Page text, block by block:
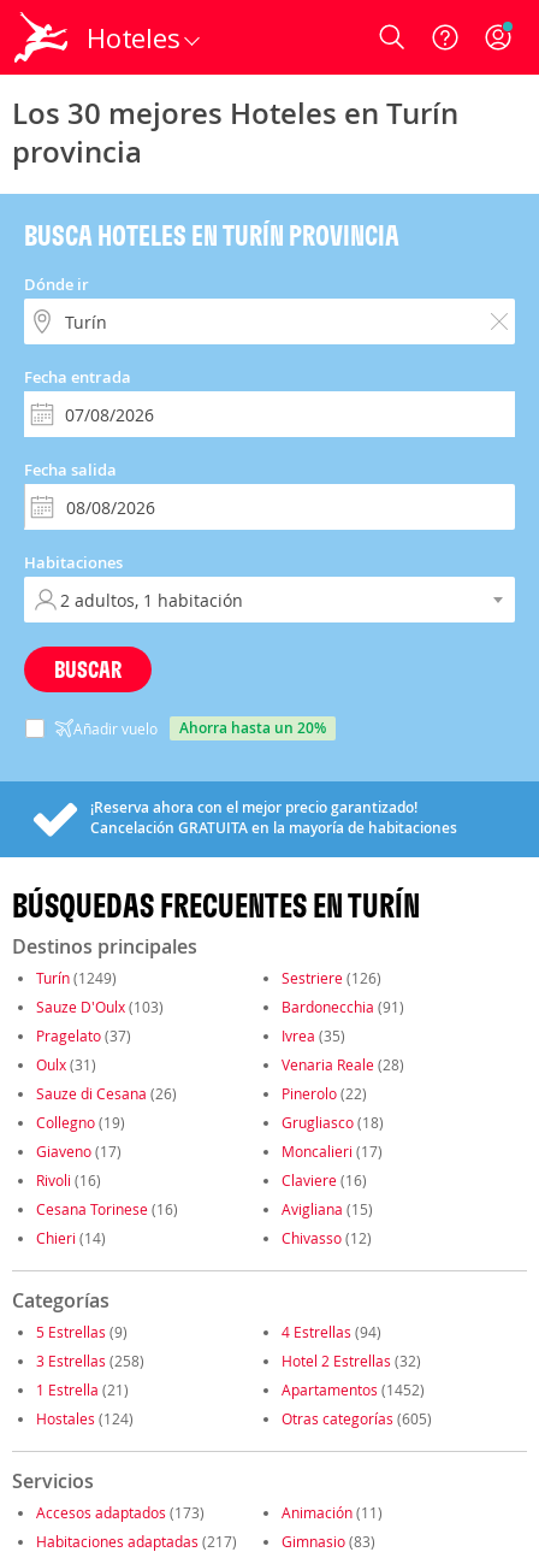
Hoteles Login
Los 30 mejores Hoteles en Turín
provincia
BUSCA HOTELES EN TURÍN PROVINCIA
Dónde ir
Fecha entrada
Fecha salida
Habitaciones
BUSCAR
Añadir vuelo ahorra hasta un 20%
¡Reserva ahora con el mejor precio garantizado!
Cancelación GRATUITAen la mayoría de habitaciones
BÚSQUEDAS FRECUENTES EN TURÍN
Destinos principales
Turín(1249) Sestriere(126)
Sauze D'Oulx(103) Bardonecchia (91)
Pragelato(37) Ivrea (35)
Oulx(31) Venaria Reale(28)
Sauze di Cesana (26) Pinerolo(22)
Collegno(19) Grugliasco(18)
Giaveno(17) Moncalieri (17)
Rivoli (16) Claviere(16)
Cesana Torinese(16) Avigliana (15)
Chieri (14) Chivasso(12)
Categorías
5 Estrellas (9) 4 Estrellas (94)
3 Estrellas (258) Hotel 2 Estrellas (32)
1 Estrella (21) Apartamentos (1452)
Hostales (124) Otras categorías (605)
Servicios
Accesos adaptados (173) Animación(11)
Habitaciones adaptadas (217) Gimnasio(83)